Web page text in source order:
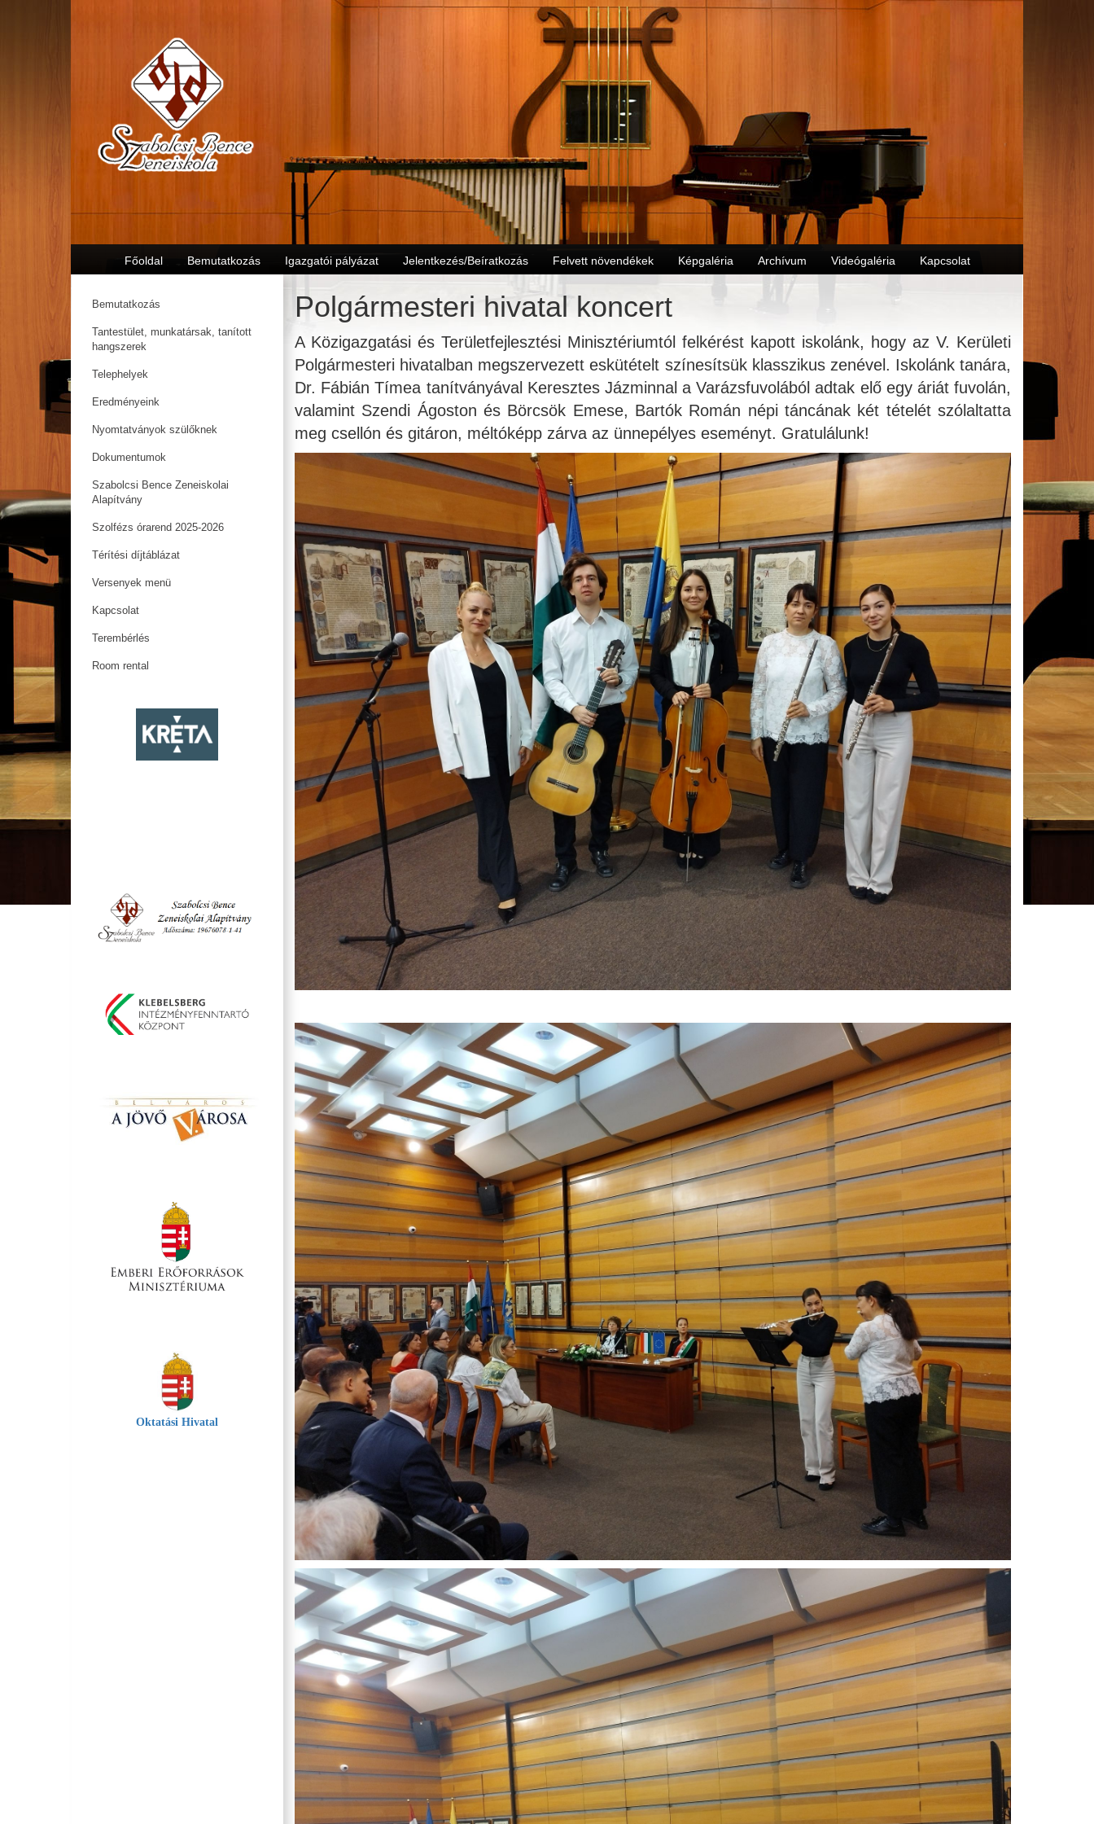
Bemutatkozás
Tantestület, munkatársak, tanított
hangszerek
Telephelyek
Eredményeink
Nyomtatványok szülőknek
Dokumentumok
Szabolcsi Bence Zeneiskolai
Alapítvány
Szolfézs órarend 2025-2026
Térítési díjtáblázat
Versenyek menü
Kapcsolat
Terembérlés
Room rental
Oktatási Hivatal
Főoldal Bemutatkozás Igazgatói pályázat Jelentkezés/Beíratkozás Felvett növendékek Képgaléria Archívum Videógaléria Kapcsolat
Polgármesteri hivatal koncert
A Közigazgatási és Területfejlesztési Minisztériumtól felkérést kapott iskolánk, hogy az V. Kerületi
Polgármesteri hivatalban megszervezett eskütételt színesítsük klasszikus zenével. Iskolánk tanára,
Dr. Fábián Tímea tanítványával Keresztes Jázminnal a Varázsfuvolából adtak elő egy áriát fuvolán,
valamint Szendi Ágoston és Börcsök Emese, Bartók Román népi táncának két tételét szólaltatta
meg csellón és gitáron, méltóképp zárva az ünnepélyes eseményt. Gratulálunk!